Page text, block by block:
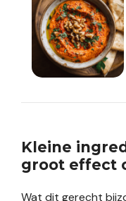
Kleine
groot effect
Wat dit gerecht